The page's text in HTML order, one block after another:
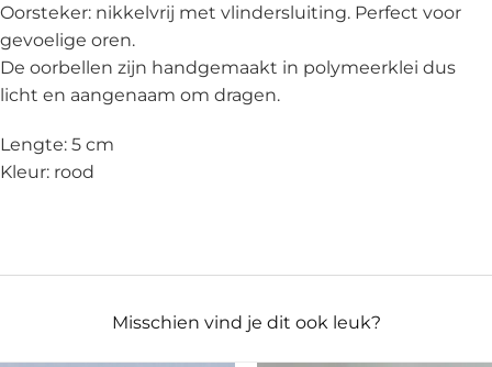
Oorsteker: nikkelvrij met vlindersluiting. Perfect voor
gevoelige oren.
De oorbellen zijn handgemaakt in polymeerklei dus
licht en aangenaam om dragen.
Lengte: 5 cm
Kleur: rood
Misschien vind je dit ook leuk?